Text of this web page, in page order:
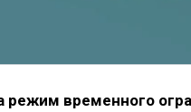
режим временного